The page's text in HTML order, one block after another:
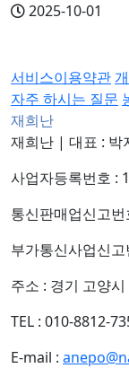
2025-10-01
서비스이용약관
자주 하시는 질문
재희난
재희난 | 대표 : 박
사업자등록번호 :
통신판매업신고
부가통신사업신
주소 : 경기 고양
TEL : 010-8812-
E-mail :